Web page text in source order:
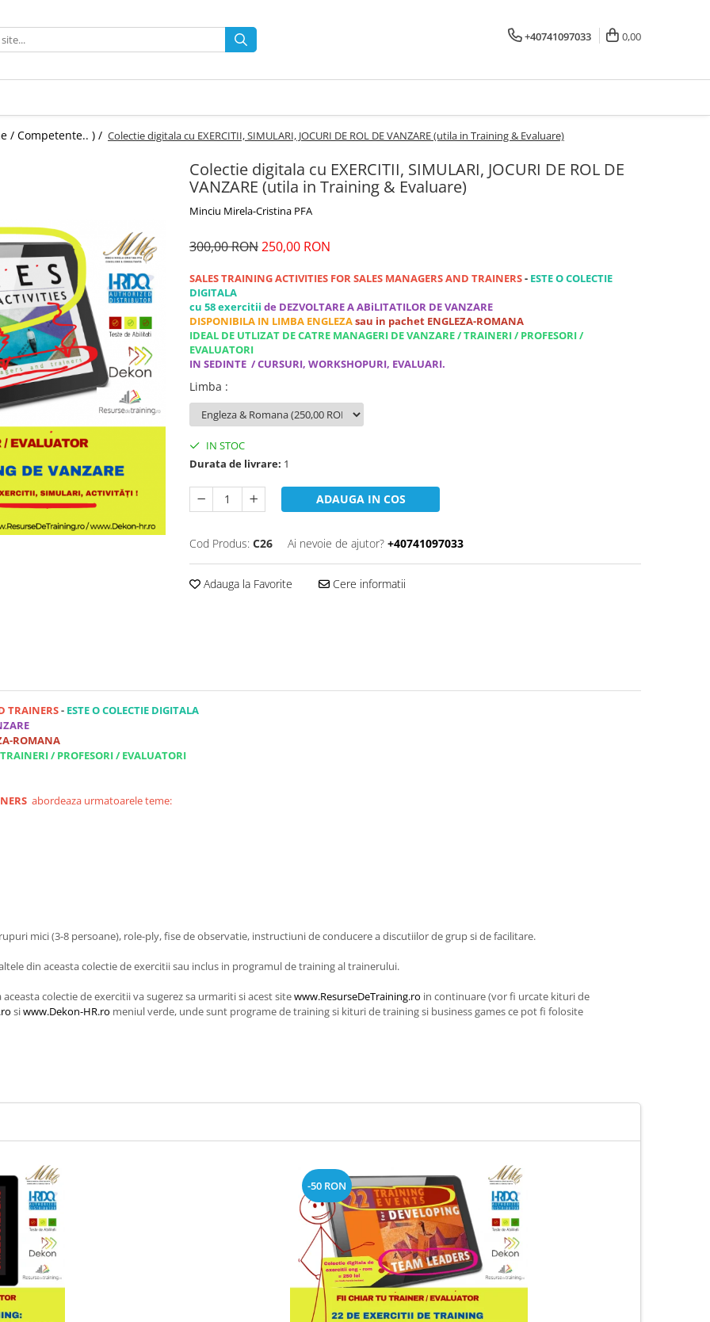
+40741097033 0,00
/ Competente.. ) / Colectie digitala cu EXERCITII, SIMULARI, JOCURI DE ROL DE VANZARE (utila in Training & Evaluare)
Colectie digitala cu EXERCITII, SIMULARI, JOCURI DE ROL DE
VANZARE (utila in Training & Evaluare)
Minciu Mirela-Cristina PFA
300,00 RON250,00 RON
SALES TRAINING ACTIVITIES FOR SALES MANAGERS AND TRAINERS- ESTE O COLECTIE
DIGITALA
cu 58 exercitii de DEZVOLTARE A ABiLITATILOR DE VANZARE
DISPONIBILA IN LIMBA ENGLEZAsau in pachet ENGLEZA-ROMANA
IDEAL DE UTLIZAT DE CATRE MANAGERI DE VANZARE / TRAINERI / PROFESORI /
EVALUATORI
IN SEDINTE / CURSURI, WORKSHOPURI, EVALUARI.
Limba :
IN STOC
Durata de livrare: 1
ADAUGA IN COS
Cod Produs: C26 Ai nevoie de ajutor? +40741097033
Adauga la Favorite Cere informatii
TRAINERS- ESTE O COLECTIE DIGITALA
ROMANA
/ PROFESORI / EVALUATORI
abordeaza urmatoarele teme:
mici (3-8 persoane), role-ply, fise de observatie, instructiuni de conducere a discutiilor de grup si de facilitare.
din aceasta colectie de exercitii sau inclus in programul de training al trainerului.
colectie de exercitii va sugerez sa urmariti si acest sitewww.ResurseDeTraining.ro in continuare (vor fi urcate kituri de
siwww.Dekon-HR.ro meniul verde, unde sunt programe de training si kituri de training si business games ce pot fi folosite
-50 RON